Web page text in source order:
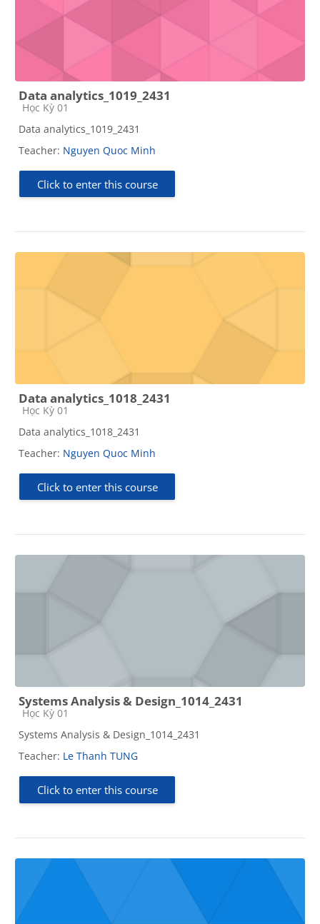
Data analytics_1019_2431
Course category
Học Kỳ 01
Data analytics_1019_2431
Teacher: Nguyen Quoc Minh
Click to enter this course
Data analytics_1018_2431
Course category
Học Kỳ 01
Data analytics_1018_2431
Teacher: Nguyen Quoc Minh
Click to enter this course
Systems Analysis & Design_1014_2431
Course category
Học Kỳ 01
Systems Analysis & Design_1014_2431
Teacher: Le Thanh TUNG
Click to enter this course